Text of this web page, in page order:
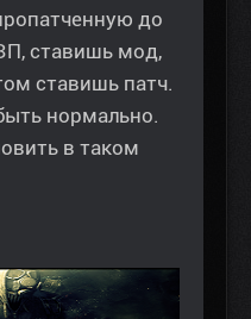
до
ставишь мод,
ставишь патч.
нормально.
в таком